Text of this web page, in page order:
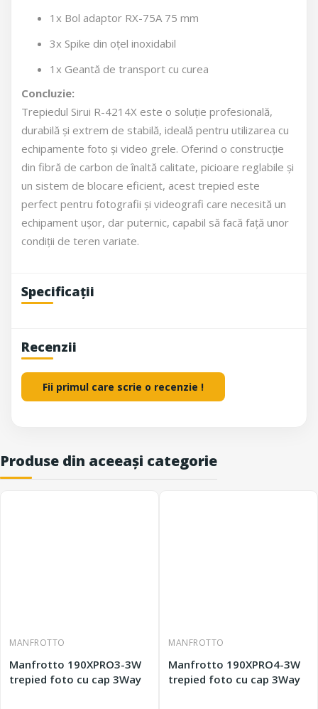
1x Bol adaptor RX-75A 75 mm
3x Spike din oțel inoxidabil
1x Geantă de transport cu curea
Concluzie:
Trepiedul Sirui R-4214X este o soluție profesională,
durabilă și extrem de stabilă, ideală pentru utilizarea cu
echipamente foto și video grele. Oferind o construcție
din fibră de carbon de înaltă calitate, picioare reglabile și
un sistem de blocare eficient, acest trepied este
perfect pentru fotografii și videografi care necesită un
echipament ușor, dar puternic, capabil să facă față unor
condiții de teren variate.
Specificații
Recenzii
Fii primul care scrie o recenzie !
Produse din aceeași categorie
MANFROTTO
Manfrotto 190XPRO3-3W
trepied foto cu cap 3Way
MANFROTTO
Manfrotto 190XPRO4-3W
trepied foto cu cap 3Way